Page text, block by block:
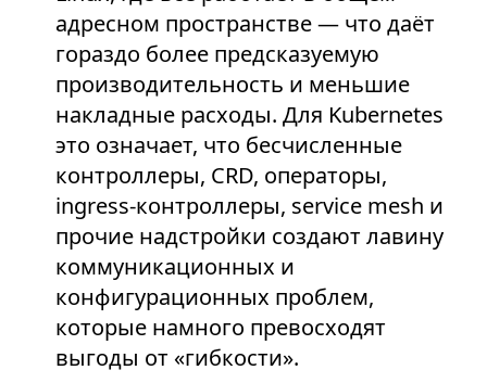
адресном пространстве — что даёт
гораздо более предсказуемую
производительность и меньшие
накладные расходы. Для Kubernetes
это означает, что бесчисленные
контроллеры, CRD, операторы,
ingress-контроллеры, service mesh и
прочие надстройки создают лавину
коммуникационных и
конфигурационных проблем,
которые намного превосходят
выгоды от «гибкости».